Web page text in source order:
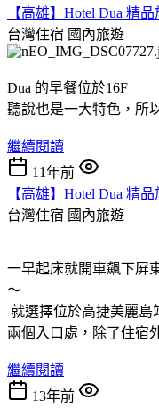
【高雄】Hotel Dua 精
台灣住宿 國內旅遊
Dua 的早餐位於16F
聽說也是一大特色，所
繼續閱讀
11年前
【高雄】Hotel Dua 精
台灣住宿 國內旅遊
一早起床就開車飆下屏
～
就選擇位於高捷美麗島
兩個入口處，除了住宿
繼續閱讀
13年前